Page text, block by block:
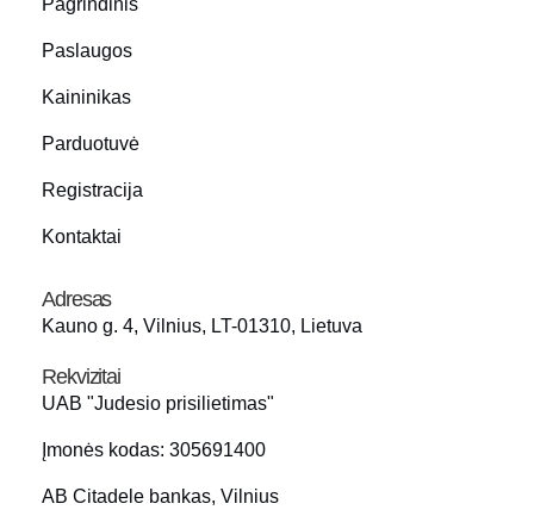
Paslaugos
Kaininikas
Parduotuvė
Registracija
Kontaktai
Adresas
Kauno g. 4, Vilnius, LT-01310, Lietuva
Rekvizitai
UAB "Judesio prisilietimas"
Įmonės kodas: 305691400
AB Citadele bankas, Vilnius